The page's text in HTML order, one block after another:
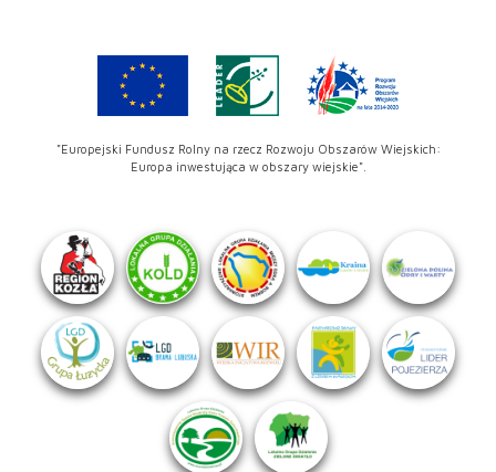
"Europejski Fundusz Rolny na rzecz Rozwoju Obszarów Wiejskich:
Europa inwestująca w obszary wiejskie".